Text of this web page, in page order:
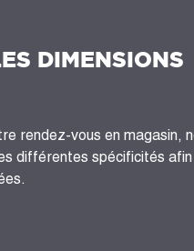
DIMENSIONS
rendez-vous en magasin,
différentes spécificités